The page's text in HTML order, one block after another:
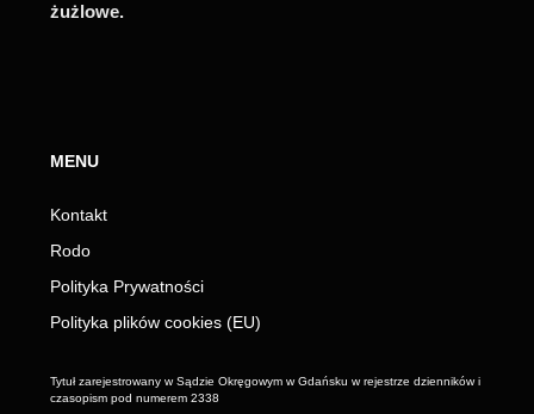
żużlowe.
MENU
Kontakt
Rodo
Polityka Prywatności
Polityka plików cookies (EU)
Tytuł zarejestrowany w Sądzie Okręgowym w Gdańsku w rejestrze dzienników i
czasopism pod numerem 2338